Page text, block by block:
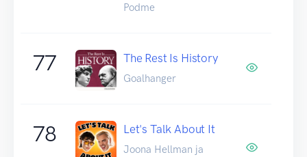
Podme
77 The Rest Is History
Goalhanger
78 Let's Talk About It
Joona Hellman ja